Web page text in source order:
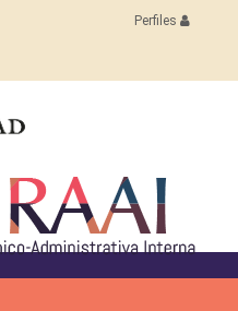
Perfiles